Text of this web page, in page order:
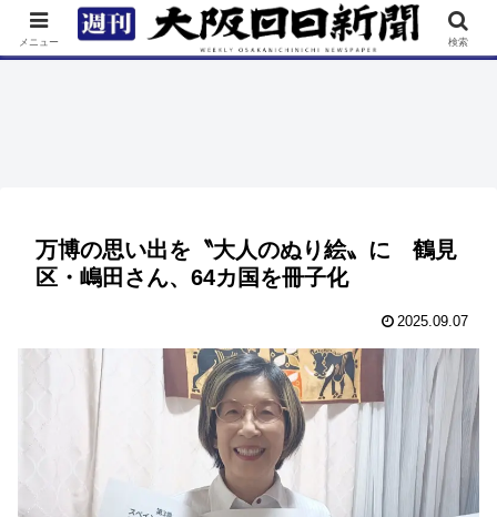
TOP 特集 ニュース 連載 街ネタ イベント
万博の思い出を〝大人のぬり絵〟に 鶴見
区・嶋田さん、64カ国を冊子化
2025.09.07
メニュー 検索